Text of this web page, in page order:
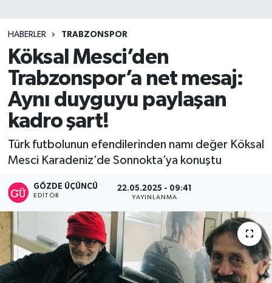
HABERLER TRABZONSPOR
Köksal Mesci’den
Trabzonspor’a net mesaj:
Aynı duyguyu paylaşan
kadro şart!
Türk futbolunun efendilerinden namı değer Köksal
Mesci Karadeniz’de Sonnokta’ya konuştu
GÖZDE ÜÇÜNCÜ
EDITÖR
22.05.2025 - 09:41
YAYINLANMA
Teknoloji
TRABZON
TRABZONSPOR
Yaşam